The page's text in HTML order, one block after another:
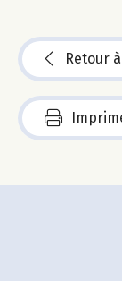
Retour